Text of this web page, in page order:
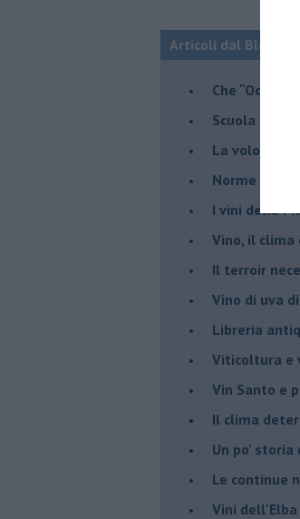
Articoli dal Blog
​Che “Odissea
Scuola di
​La volontà di
Norme
​I vini della
Vino, il clima
Il terroir
​Vino di uva
​Libreria
​Viticoltura e
​Vin Santo e
Il clima
Un po'
Le continue
Vini